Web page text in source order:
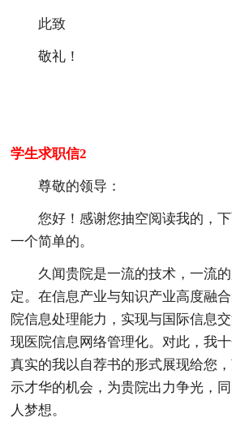
此致
敬礼！
学生求职信2
尊敬的领导：
您好！感谢您抽空阅读我的，
一个简单的。
久闻贵院是一流的技术，一流
定。在信息产业与知识产业高度融
院信息处理能力，实现与国际信息
现医院信息网络管理化。对此，我
真实的我以自荐书的形式展现给您
示才华的机会，为贵院出力争光，
人梦想。